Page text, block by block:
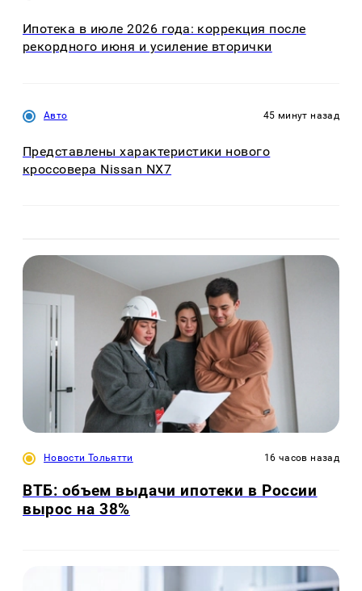
Ипотека в июле 2026 года: коррекция после
рекордного июня и усиление вторички
Авто 45 минут назад
Представлены характеристики нового
кроссовера Nissan NX7
Новости Тольятти 16 часов назад
ВТБ: объем выдачи ипотеки в России
вырос на 38%